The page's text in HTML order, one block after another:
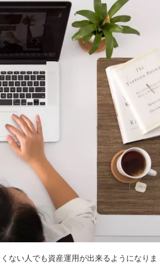
ない人でも資産運用が出来るようになりま